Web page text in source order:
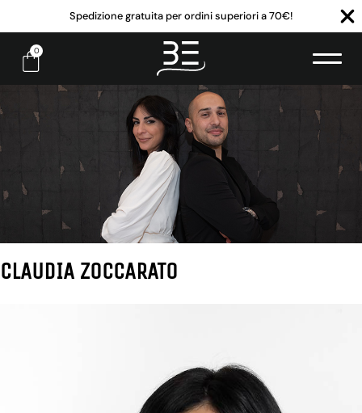
Spedizione gratuita per ordini superiori a 70€!
0
CLAUDIA ZOCCARATO